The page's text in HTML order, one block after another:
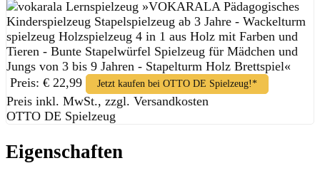
Preis: € 22,99 Jetzt kaufen bei OTTO DE Spielzeug!*
Preis inkl. MwSt., zzgl. Versandkosten
OTTO DE Spielzeug
Eigenschaften